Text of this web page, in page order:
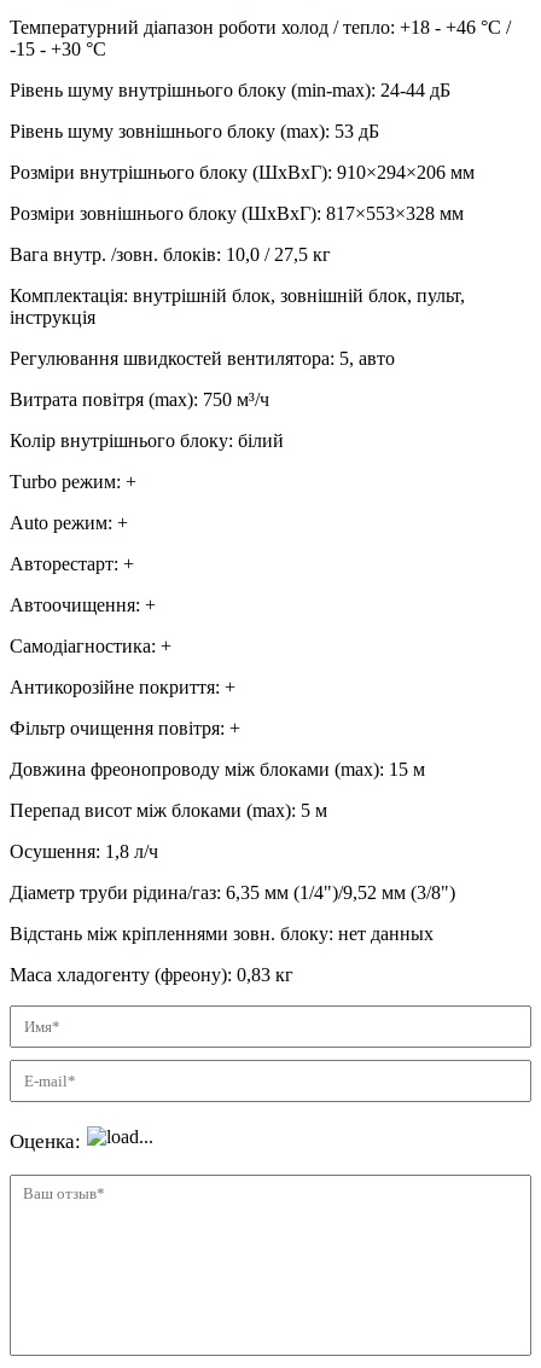
Температурний діапазон роботи холод / тепло: +18 - +46 °С /
-15 - +30 °С
Рівень шуму внутрішнього блоку (min-max): 24-44 дБ
Рівень шуму зовнішнього блоку (max): 53 дБ
Розміри внутрішнього блоку (ШхВхГ): 910×294×206 мм
Розміри зовнішнього блоку (ШхВхГ): 817×553×328 мм
Вага внутр. /зовн. блоків: 10,0 / 27,5 кг
Комплектація: внутрішній блок, зовнішній блок, пульт,
інструкція
Регулювання швидкостей вентилятора: 5, авто
Витрата повітря (max): 750 м³/ч
Колір внутрішнього блоку: білий
Тurbo режим: +
Аuto режим: +
Авторестарт: +
Автоочищення: +
Самодіагностика: +
Антикорозійне покриття: +
Фільтр очищення повітря: +
Довжина фреонопроводу між блоками (max): 15 м
Перепад висот між блоками (max): 5 м
Осушення: 1,8 л/ч
Діаметр труби рідина/газ: 6,35 мм (1/4")/9,52 мм (3/8")
Відстань між кріпленнями зовн. блоку: нет данных
Маса хладогенту (фреону): 0,83 кг